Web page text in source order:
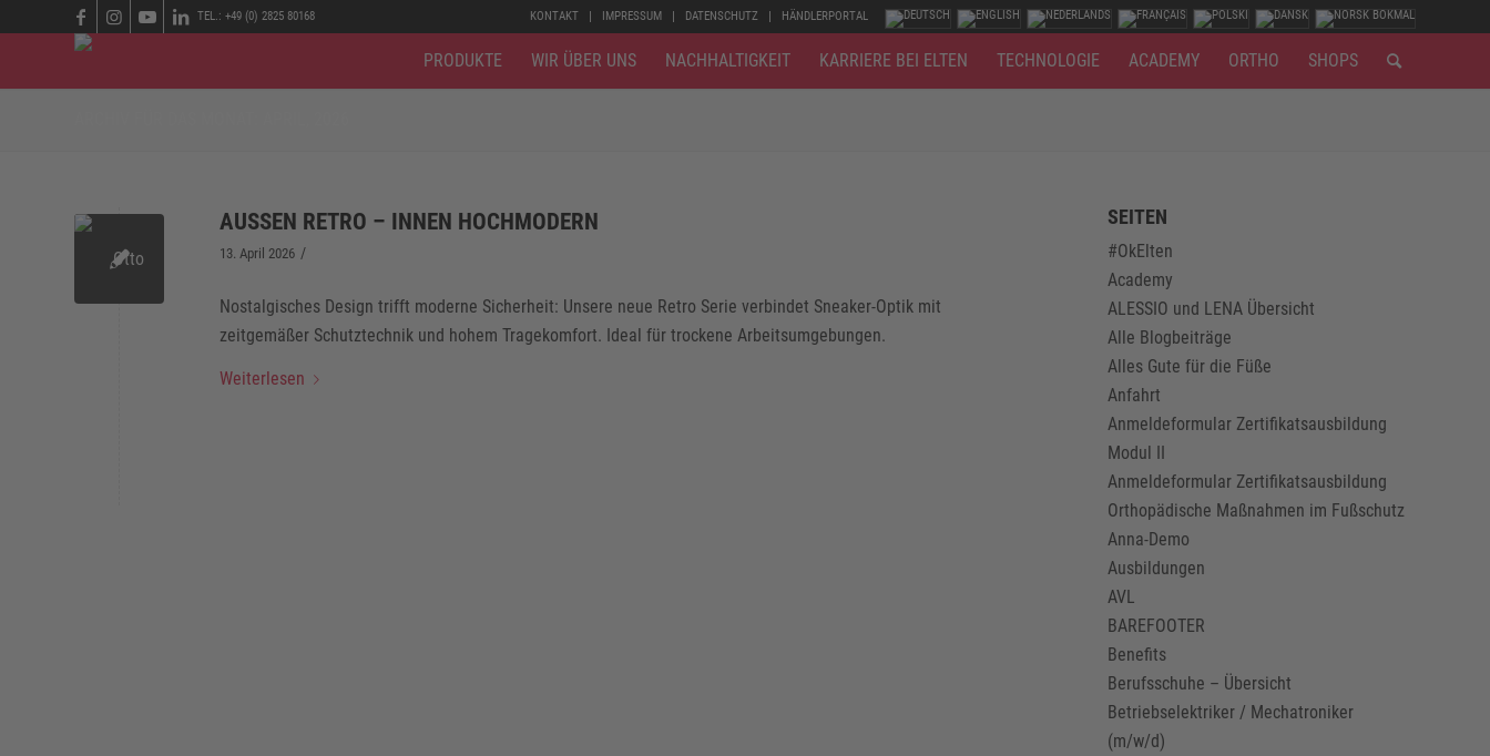
KONTAKT IMPRESSUM DATENSCHUTZ HÄNDLERPORTAL
TEL.: +49 (0) 2825 80168
PRODUKTE WIR ÜBER UNS NACHHALTIGKEIT KARRIERE BEI ELTEN TECHNOLOGIE ACADEMY ORTHO SHOPS
AUSSEN RETRO – INNEN HOCHMODERN
13. April 2026 /
Nostalgisches Design trifft moderne Sicherheit: Unsere neue Retro Serie verbindet Sneaker-Optik mit
zeitgemäßer Schutztechnik und hohem Tragekomfort. Ideal für trockene Arbeitsumgebungen.
Weiterlesen
SEITEN
#OkElten
Academy
ALESSIO und LENA Übersicht
Alle Blogbeiträge
Alles Gute für die Füße
Anfahrt
Anmeldeformular Zertifikatsausbildung
Modul II
Anmeldeformular Zertifikatsausbildung
Orthopädische Maßnahmen im Fußschutz
Anna-Demo
Ausbildungen
AVL
BAREFOOTER
Benefits
Berufsschuhe – Übersicht
Betriebselektriker / Mechatroniker
(m/w/d)